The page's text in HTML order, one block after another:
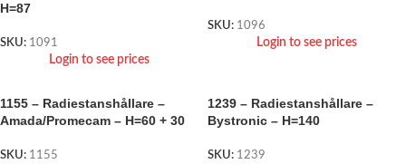
H=87
SKU: 1091
Login to see prices
SKU: 1096
Login to see prices
1155 – Radiestanshållare –
Amada/Promecam – H=60 + 30
SKU: 1155
1239 – Radiestanshållare –
Bystronic – H=140
SKU: 1239